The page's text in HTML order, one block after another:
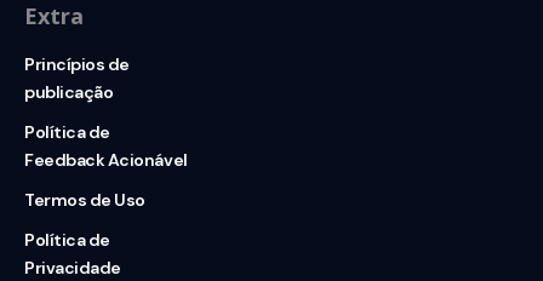
Extra
Princípios de
publicação
Política de
Feedback Acionável
Termos de Uso
Política de
Privacidade